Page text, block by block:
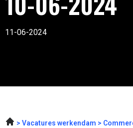
11-06-2024
Vacatures werkendam